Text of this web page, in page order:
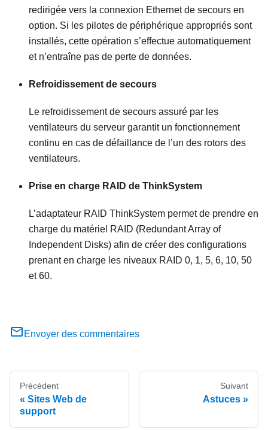
redirigée vers la connexion Ethernet de secours en
option. Si les pilotes de périphérique appropriés sont
installés, cette opération s’effectue automatiquement
et n’entraîne pas de perte de données.
Refroidissement de secours
Le refroidissement de secours assuré par les
ventilateurs du serveur garantit un fonctionnement
continu en cas de défaillance de l’un des rotors des
ventilateurs.
Prise en charge RAID de ThinkSystem
L’adaptateur RAID ThinkSystem permet de prendre en
charge du matériel RAID (Redundant Array of
Independent Disks) afin de créer des configurations
prenant en charge les niveaux RAID 0, 1, 5, 6, 10, 50
et 60.
Envoyer des commentaires
Précédent
Sites Web de
support
Suivant
Astuces